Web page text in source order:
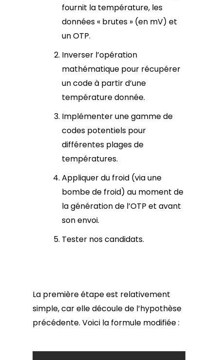
fournit la température, les
données « brutes » (en mV) et
un OTP.
Inverser l’opération
mathématique pour récupérer
un code à partir d’une
température donnée.
Implémenter une gamme de
codes potentiels pour
différentes plages de
températures.
Appliquer du froid (via une
bombe de froid) au moment de
la génération de l’OTP et avant
son envoi.
Tester nos candidats.
La première étape est relativement
simple, car elle découle de l’hypothèse
précédente. Voici la formule modifiée :